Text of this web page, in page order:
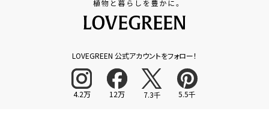
LOVEGREEN 公式アカウントをフォロー！
4.2万 12万 7.3千 5.5千